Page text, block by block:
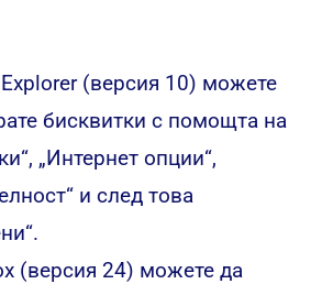
(версия 10) можете
бисквитки с помощта на
„Интернет опции“,
и след това
(версия 24) можете да